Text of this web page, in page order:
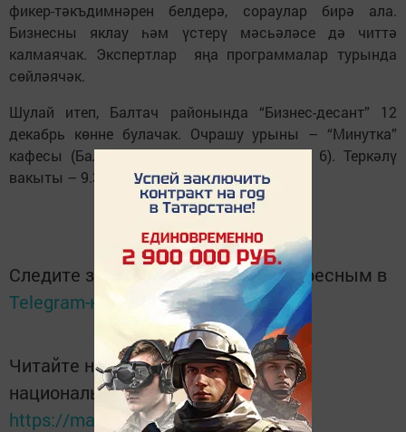
фикер-тәкъдимнәрен белдерә, сораулар бирә ала.
Бизнесны яклау һәм үстерү мәсьәләсе дә читтә
калмаячак. Экспертлар яңа программалар турында
сөйләячәк.
Шулай итеп, Балтач районында “Бизнес-десант” 12
декабрь көнне булачак. Очрашу урыны – “Минутка”
кафесы (Балтач бистәсе, Сәлахов урамы, 6). Теркәлү
вакыты – 9.30. Башлана: 10.00 сәгатьтә.
Следите за самым важным и интересным в
Telegram-канале
Татмедиа
Читайте новости Татарстана в
национальном мессенджере MАХ:
https://max.ru/tatmedia